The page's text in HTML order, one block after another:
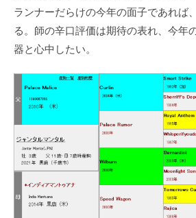
ランナーだらけの今年の面子であれば
る。師の辛口評価は期待の表れ、今年
器と心中したい。